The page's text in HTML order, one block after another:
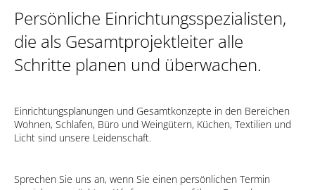
Persönliche Einrichtungsspezialisten,
die als Gesamtprojektleiter alle
Schritte planen und überwachen.
Einrichtungsplanungen und Gesamtkonzepte in den Bereichen
Wohnen, Schlafen, Büro und Weingütern, Küchen, Textilien und
Licht sind unsere Leidenschaft.
Sprechen Sie uns an, wenn Sie einen persönlichen Termin